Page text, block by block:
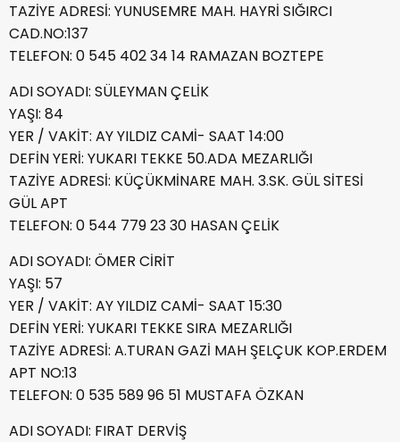
TAZİYE ADRESİ: YUNUSEMRE MAH. HAYRİ SIĞIRCI
CAD.NO:137
TELEFON: 0 545 402 34 14 RAMAZAN BOZTEPE
ADI SOYADI: SÜLEYMAN ÇELİK
YAŞI: 84
YER / VAKİT: AY YILDIZ CAMİ- SAAT 14:00
DEFİN YERİ: YUKARI TEKKE 50.ADA MEZARLIĞI
TAZİYE ADRESİ: KÜÇÜKMİNARE MAH. 3.SK. GÜL SİTESİ
GÜL APT
TELEFON: 0 544 779 23 30 HASAN ÇELİK
ADI SOYADI: ÖMER CİRİT
YAŞI: 57
YER / VAKİT: AY YILDIZ CAMİ- SAAT 15:30
DEFİN YERİ: YUKARI TEKKE SIRA MEZARLIĞI
TAZİYE ADRESİ: A.TURAN GAZİ MAH ŞELÇUK KOP.ERDEM
APT NO:13
TELEFON: 0 535 589 96 51 MUSTAFA ÖZKAN
ADI SOYADI: FIRAT DERVİŞ